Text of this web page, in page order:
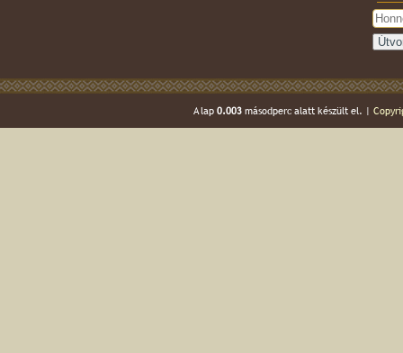
A lap 0.003másodperc alatt készült el. |